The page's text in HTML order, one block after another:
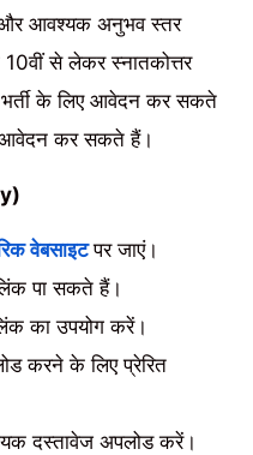
और आवश्यक अनुभव स्तर
से लेकर स्नातकोत्तर
के लिए आवेदन कर सकते
आवेदन कर सकते हैं।
वेबसाइटपर जाएं।
पा सकते हैं।
का उपयोग करें।
करने के लिए प्रेरित
दस्तावेज अपलोड करें।